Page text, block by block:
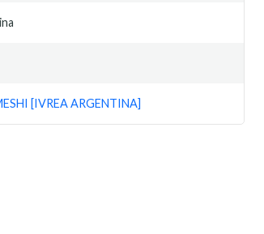
[IVREA ARGENTINA]